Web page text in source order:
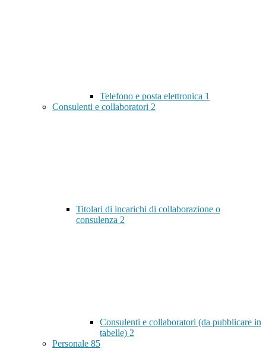
Telefono e posta elettronica 1
Consulenti e collaboratori 2
Titolari di incarichi di collaborazione o
consulenza 2
Consulenti e collaboratori (da pubblicare in
tabelle) 2
Personale 85